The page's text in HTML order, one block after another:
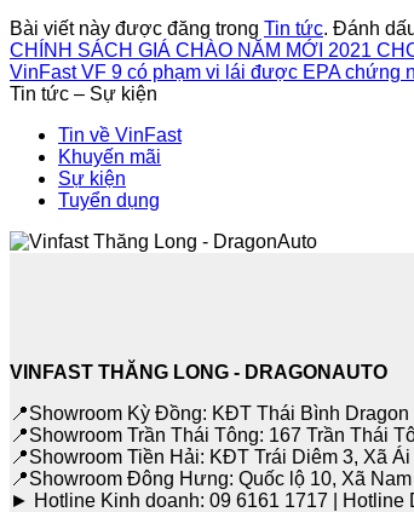
Bài viết này được đăng trong Tin tức. Đánh
CHÍNH SÁCH GIÁ CHÀO NĂM MỚI 2021
VinFast VF 9 có phạm vi lái được EPA chứng
Tin tức – Sự kiện
Tin về VinFast
Khuyến mãi
Sự kiện
Tuyển dụng
VINFAST THĂNG LONG - DRAGONAUTO
📍Showroom Kỳ Đồng: KĐT Thái Bình
📍Showroom Trần Thái Tông: 167 Trần Thái
📍Showroom Tiền Hải: KĐT Trái Diêm 3, Xã
📍Showroom Đông Hưng: Quốc lộ 10, Xã
► Hotline Kinh doanh: 09 6161 1717 | Hotline